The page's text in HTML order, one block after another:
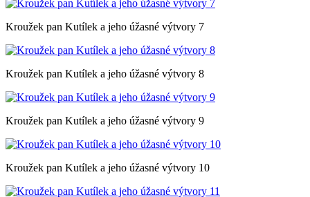
Kroužek pan Kutílek a jeho úžasné výtvory 7
Kroužek pan Kutílek a jeho úžasné výtvory 8
Kroužek pan Kutílek a jeho úžasné výtvory 9
Kroužek pan Kutílek a jeho úžasné výtvory 10